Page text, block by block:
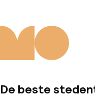
De beste